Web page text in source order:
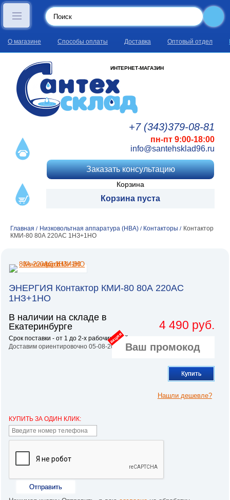
О магазине Способы оплаты Доставка Оптовый отдел
ИНТЕРНЕТ-МАГАЗИН
+7 (343)379-08-81
пн-пт 9:00-18:00
info@santehsklad96.ru
Заказать консультацию
Корзина
Корзина пуста
Главная / Низковольтная аппаратура (НВА) / Контакторы / Контактор
КМИ-80 80А 220AC 1НЗ+1НО
ЭНЕРГИЯ Контактор КМИ-80 80А 220AC
1НЗ+1НО
В наличии на складе в
Екатеринбурге
Срок поставки - от 1 до 2-х рабочих дней.
Доставим ориентировочно 05-08-2026
4 490 руб.
акция
Купить
Нашли дешевле?
КУПИТЬ ЗА ОДИН КЛИК:
Отправить